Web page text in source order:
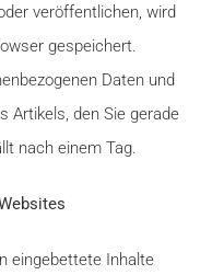
veröffentlichen, wird
gespeichert.
Daten und
Artikels, den Sie gerade
nach einem Tag.
eingebettete Inhalte